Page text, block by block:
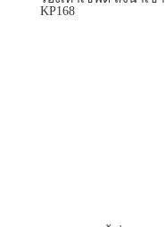
KP168